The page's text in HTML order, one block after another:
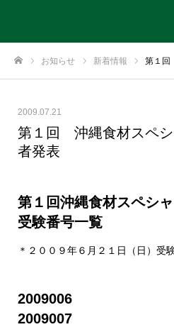
お知らせ 新着情報 第１回
2009.07.21
第１回 沖縄食材スペシ
者発表
第１回沖縄食材スペシ
受験番号一覧
＊２００９年６月２１日（日）受
2009006
2009007